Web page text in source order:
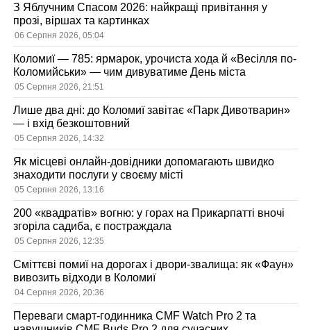
З Яблучним Спасом 2026: найкращі привітання у
прозі, віршах та картинках
06 Серпня 2026, 05:04
Коломиї — 785: ярмарок, урочиста хода й «Весілля по-
Коломийськи» — чим дивуватиме День міста
05 Серпня 2026, 21:51
Лише два дні: до Коломиї завітає «Парк Дивотварин»
— і вхід безкоштовний
05 Серпня 2026, 14:32
Як місцеві онлайн-довідники допомагають швидко
знаходити послуги у своєму місті
05 Серпня 2026, 13:16
200 «квадратів» вогню: у горах на Прикарпатті вночі
згоріла садиба, є постраждала
05 Серпня 2026, 12:35
Сміттєві помиї на дорогах і двори-звалища: як «Фаун»
вивозить відходи в Коломиї
04 Серпня 2026, 20:36
Переваги смарт-годинника CMF Watch Pro 2 та